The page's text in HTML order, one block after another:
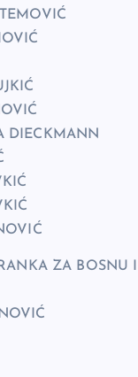
DIECKMANN
ZA BOSNU